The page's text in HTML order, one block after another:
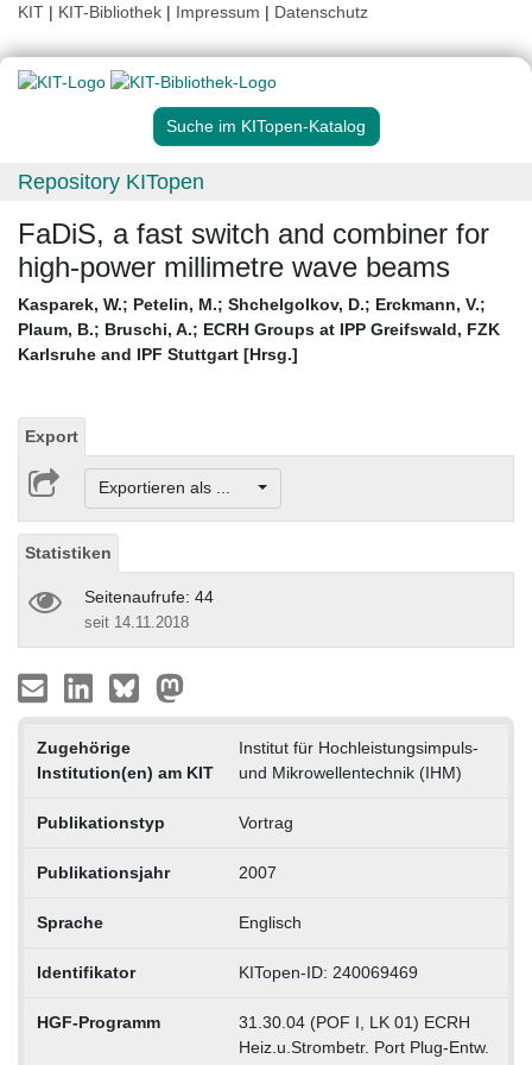
KIT | KIT-Bibliothek | Impressum | Datenschutz
Suche im KITopen-Katalog
Repository KITopen
FaDiS, a fast switch and combiner for
high-power millimetre wave beams
Kasparek, W.; Petelin, M.; Shchelgolkov, D.; Erckmann, V.;
Plaum, B.; Bruschi, A.; ECRH Groups at IPP Greifswald, FZK
Karlsruhe and IPF Stuttgart [Hrsg.]
Export
Exportieren als ...
Statistiken
Seitenaufrufe: 44
seit 14.11.2018
Zugehörige
Institution(en) am KIT
Institut für Hochleistungsimpuls-
und Mikrowellentechnik (IHM)
Publikationstyp Vortrag
Publikationsjahr 2007
Sprache Englisch
Identifikator KITopen-ID: 240069469
HGF-Programm
31.30.04 (POF I, LK 01) ECRH
Heiz.u.Strombetr. Port Plug-Entw.